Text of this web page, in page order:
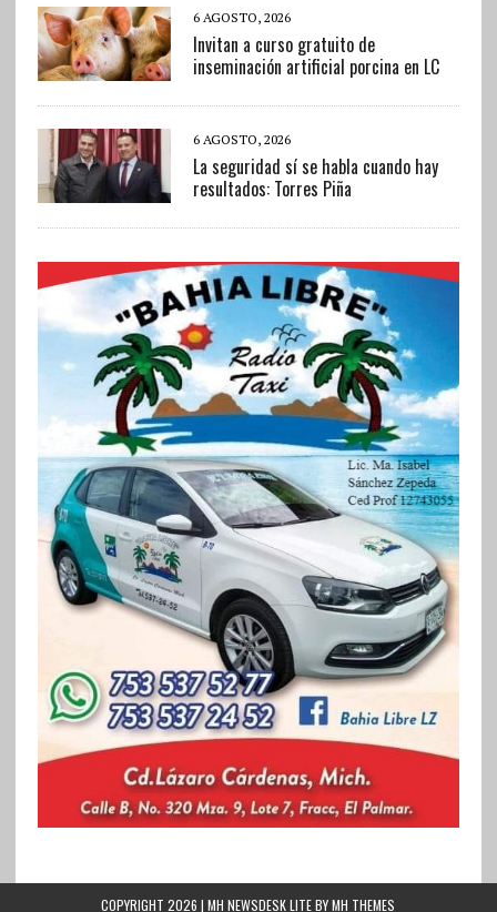
6 AGOSTO, 2026
Invitan a curso gratuito de
inseminación artificial porcina en LC
6 AGOSTO, 2026
La seguridad sí se habla cuando hay
resultados: Torres Piña
COPYRIGHT 2026 | MH NEWSDESK LITE BYMH THEMES